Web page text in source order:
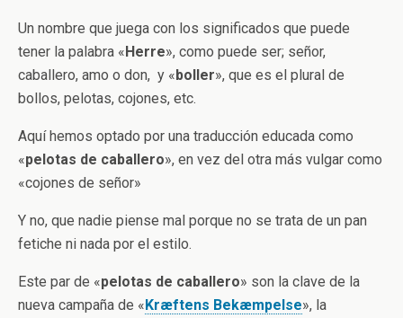
Un nombre que juega con los significados que puede
tener la palabra «Herre», como puede ser; señor,
caballero, amo o don, y «boller», que es el plural de
bollos, pelotas, cojones, etc.
Aquí hemos optado por una traducción educada como
«pelotas de caballero», en vez del otra más vulgar como
«cojones de señor»
Y no, que nadie piense mal porque no se trata de un pan
fetiche ni nada por el estilo.
Este par de «pelotas de caballero» son la clave de la
nueva campaña de «Kræftens Bekæmpelse», la